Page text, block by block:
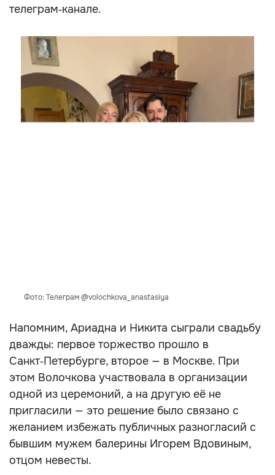
телеграм‑канале.
Фото: Телеграм @volochkova_anastasiya
Напомним, Ариадна и Никита сыграли свадьбу
дважды: первое торжество прошло в
Санкт‑Петербурге, второе — в Москве. При
этом Волочкова участвовала в организации
одной из церемоний, а на другую её не
пригласили — это решение было связано с
желанием избежать публичных разногласий с
бывшим мужем балерины Игорем Вдовиным,
отцом невесты.